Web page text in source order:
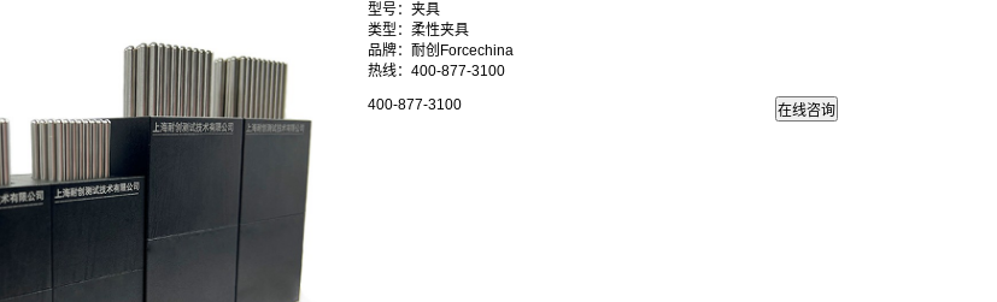
型号：夹具
类型：柔性夹具
品牌：耐创Forcechina
热线：400-877-3100
400-877-3100